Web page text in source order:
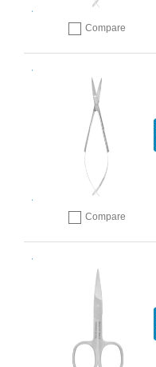
Add to compare
Compare
Add to compare
Compare